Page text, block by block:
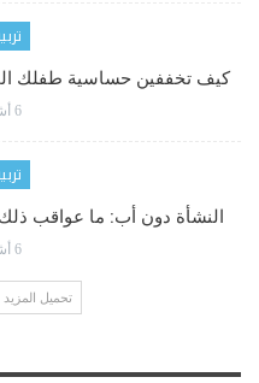
كيف تخففين حساسية طفلك
6 أشهر منذ
النشأة دون أب: ما عواقب
6 أشهر منذ
تحميل